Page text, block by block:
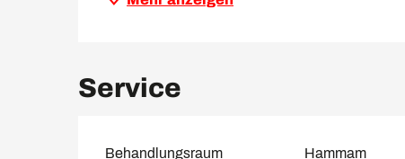
Service
Behandlungsraum Hammam